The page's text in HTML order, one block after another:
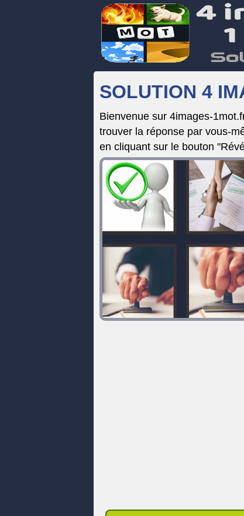
SOLUTION 4
Bienvenue sur 4images-
trouver la réponse par vous-
en cliquant sur le bouton